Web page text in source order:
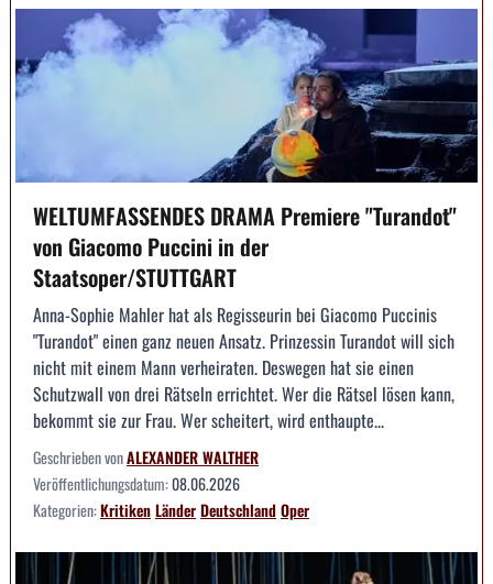
WELTUMFASSENDES DRAMA Premiere "Turandot"
von Giacomo Puccini in der
Staatsoper/STUTTGART
Anna-Sophie Mahler hat als Regisseurin bei Giacomo Puccinis
"Turandot" einen ganz neuen Ansatz. Prinzessin Turandot will sich
nicht mit einem Mann verheiraten. Deswegen hat sie einen
Schutzwall von drei Rätseln errichtet. Wer die Rätsel lösen kann,
bekommt sie zur Frau. Wer scheitert, wird enthaupte...
Geschrieben vonALEXANDER WALTHER
Veröffentlichungsdatum:08.06.2026
Kategorien:KritikenLänderDeutschlandOper